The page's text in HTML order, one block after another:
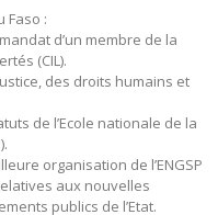
Faso :
d’un membre de la
(CIL).
des droits humains et
de l’Ecole nationale de la
organisation de l’ENGSP
aux nouvelles
publics de l’Etat.